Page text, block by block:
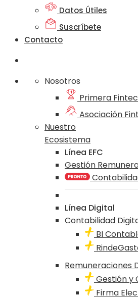
Datos Útiles
Suscríbete
Contacto
Nosotros
Primera
Asociación
Nuestro
Ecosistema
Línea EFC
Gestión
Línea Digital
Contabilidad
BI
Remuneraciones
Gestión y
Firma